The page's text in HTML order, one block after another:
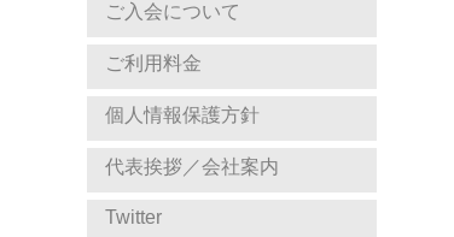
ご入会について
ご利用料金
個人情報保護方針
代表挨拶／会社案内
Twitter